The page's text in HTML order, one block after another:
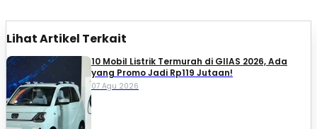
Lihat Artikel Terkait
10 Mobil Listrik Termurah di GIIAS 2026, Ada
yang Promo Jadi Rp119 Jutaan!
07 Agu 2026